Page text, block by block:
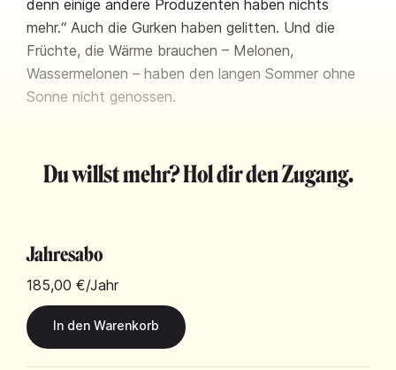
denn einige andere Produzenten haben nichts
mehr.“ Auch die Gurken haben gelitten. Und die
Früchte, die Wärme brauchen – Melonen,
Wassermelonen – haben den langen Sommer ohne
Sonne nicht genossen.
Du willst mehr? Hol dir den Zugang.
Jahresabo
185,00 €/Jahr